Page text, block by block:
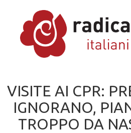
VISITE AI CPR:
IGNORANO,
TROPPO DA